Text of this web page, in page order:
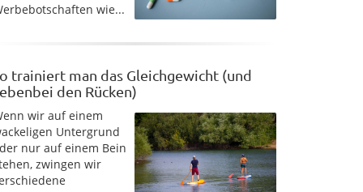
wie...
trainiert man das Gleichgewicht (und
den Rücken)
wir auf einem
Untergrund
nur auf einem Bein
zwingen wir